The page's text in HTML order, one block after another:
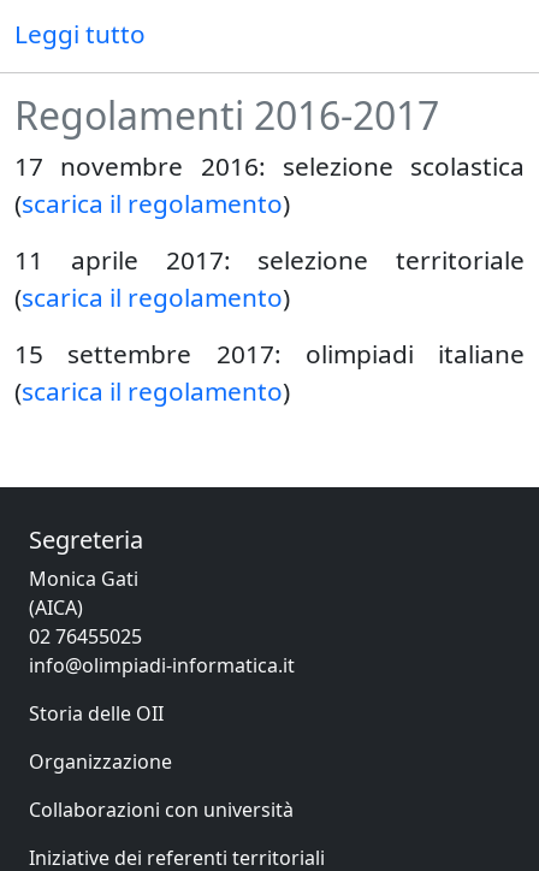
Leggi tutto
Regolamenti 2016-2017
17 novembre 2016: selezione scolastica
(scarica il regolamento)
11 aprile 2017: selezione territoriale
(scarica il regolamento)
15 settembre 2017: olimpiadi italiane
(scarica il regolamento)
Segreteria
Monica Gati
(AICA)
02 76455025
info@olimpiadi-informatica.it
Storia delle OII
Organizzazione
Collaborazioni con università
Iniziative dei referenti territoriali